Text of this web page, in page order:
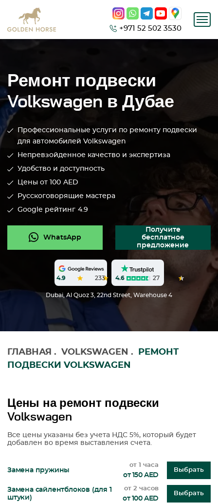
+971 52 502 3530
Ремонт подвески
Volkswagen в Дубае
Профессиональные услуги по ремонту подвески
для автомобилей Volkswagen
Непревзойденное качество и экспертиза
Удобство и доступность
Цены от 100 AED
Русскоговорящие мастера
Google рейтинг 4.9
WhatsApp
Получите
бесплатное
предложение
4.9 233 4.6 27
Dubai, Al Quoz 3, 22nd Street, Warehouse 4
ГЛАВНАЯ . VOLKSWAGEN .
РЕМОНТ
ПОДВЕСКИ VOLKSWAGEN
Цены на ремонт подвески
Volkswagen
Все цены указаны без учета НДС 5%, который будет
добавлен во время выставления счета.
Замена пружины
от 1 часа
от 150 AED
Выбрать
Замена сайлентблоков (для 1
штуки)
от 2 часов
от 100 AED
Выбрать